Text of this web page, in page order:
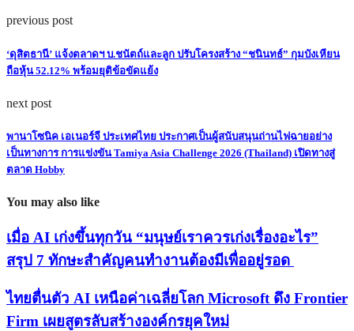
previous post
‘ดุสิตธานี’ แจ้งตลาดฯ บ.ชนัตถ์และลูก ปรับโครงสร้าง “ชนินทธ์” กุมบังเหียน
ถือหุ้น 52.12% พร้อมยุติข้อขัดแย้ง
next post
พานาโซนิค เอเนอร์จี ประเทศไทย ประกาศเป็นผู้สนับสนุนถ่านไฟฉายอย่าง
เป็นทางการ การแข่งขัน Tamiya Asia Challenge 2026 (Thailand) เปิดทางสู่
ตลาด Hobby
You may also like
เมื่อ AI เก่งขึ้นทุกวัน “มนุษย์เราควรเก่งเรื่องอะไร”
สรุป 7 ทักษะสำคัญคนทำงานต้องมีเพื่ออยู่รอด
ไทยตื่นตัว AI เหนือค่าเฉลี่ยโลก Microsoft ดึง Frontier
Firm เผยสูตรลับสร้างองค์กรยุคใหม่